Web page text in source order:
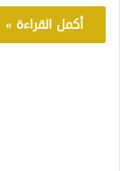
أكمل القراءة »